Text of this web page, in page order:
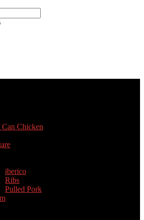
Can Chicken
iberico
Ribs
Pulled Pork